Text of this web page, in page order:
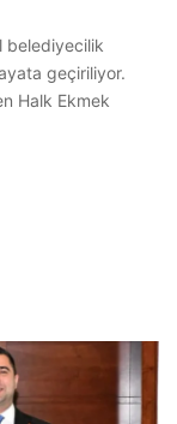
belediyecilik
geçiriliyor.
Halk Ekmek